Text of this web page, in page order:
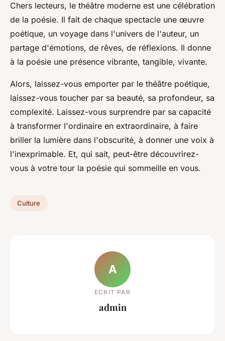
Chers lecteurs, le théâtre moderne est une célébration
de la poésie. Il fait de chaque spectacle une œuvre
poétique, un voyage dans l'univers de l'auteur, un
partage d'émotions, de rêves, de réflexions. Il donne
à la poésie une présence vibrante, tangible, vivante.
Alors, laissez-vous emporter par le théâtre poétique,
laissez-vous toucher par sa beauté, sa profondeur, sa
complexité. Laissez-vous surprendre par sa capacité
à transformer l'ordinaire en extraordinaire, à faire
briller la lumière dans l'obscurité, à donner une voix à
l'inexprimable. Et, qui sait, peut-être découvrirez-
vous à votre tour la poésie qui sommeille en vous.
Culture
A
ECRIT PAR
admin